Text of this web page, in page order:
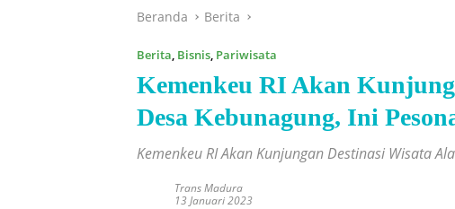
Beranda Berita
Berita Bisnis Pariwisata
Kemenkeu RI Akan
Desa Kebunagung, Ini
Kemenkeu RI Akan Kunjungan Destinasi Wisata
Trans Madura
13 Januari 2023